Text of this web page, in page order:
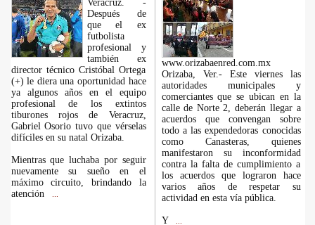
Veracruz. -
Después de
que el ex
futbolista
profesional y
también ex
director técnico Cristóbal Ortega
(+) le diera una oportunidad hace
ya algunos años en el equipo
profesional de los extintos
tiburones rojos de Veracruz,
Gabriel Osorio tuvo que vérselas
difíciles en su natal Orizaba.
Mientras que luchaba por seguir
nuevamente su sueño en el
máximo circuito, brindando la
atención
www.orizabaenred.com.mx
Orizaba, Ver.- Este viernes las
autoridades municipales y
comerciantes que se ubican en la
calle de Norte 2, deberán llegar a
acuerdos que convengan sobre
todo a las expendedoras conocidas
como Canasteras, quienes
manifestaron su inconformidad
contra la falta de cumplimiento a
los acuerdos que lograron hace
varios años de respetar su
actividad en esta vía pública.
Y